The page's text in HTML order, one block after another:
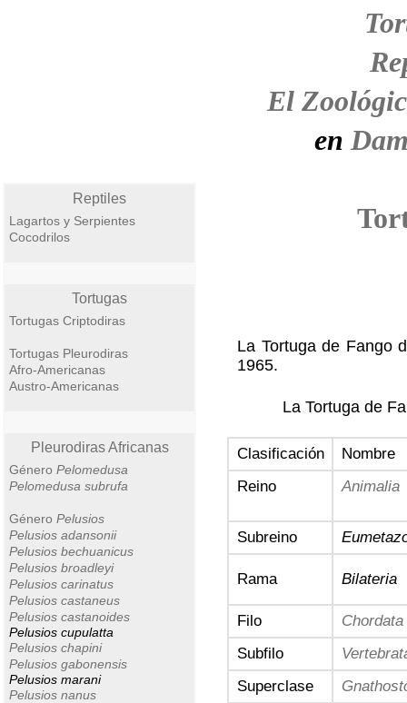
El
en
Reptiles
Lagartos y Serpientes
Cocodrilos
Tortugas
Tortugas Criptodiras
Tortugas Pleurodiras
Afro-Americanas
Austro-Americanas
Pleurodiras Africanas
Género Pelomedusa
Pelomedusa subrufa
Género Pelusios
Pelusios adansonii
Pelusios bechuanicus
Pelusios broadleyi
Pelusios carinatus
Pelusios castaneus
Pelusios castanoides
Pelusios cupulatta
Pelusios chapini
Pelusios gabonensis
Pelusios marani
Pelusios nanus
La Tortuga de Fango
1965.
La Tortuga de
Clasificación
Nombre
Reino
Animalia
Subreino
Rama Bilateria
Filo
Chordata
Subfilo
Superclase